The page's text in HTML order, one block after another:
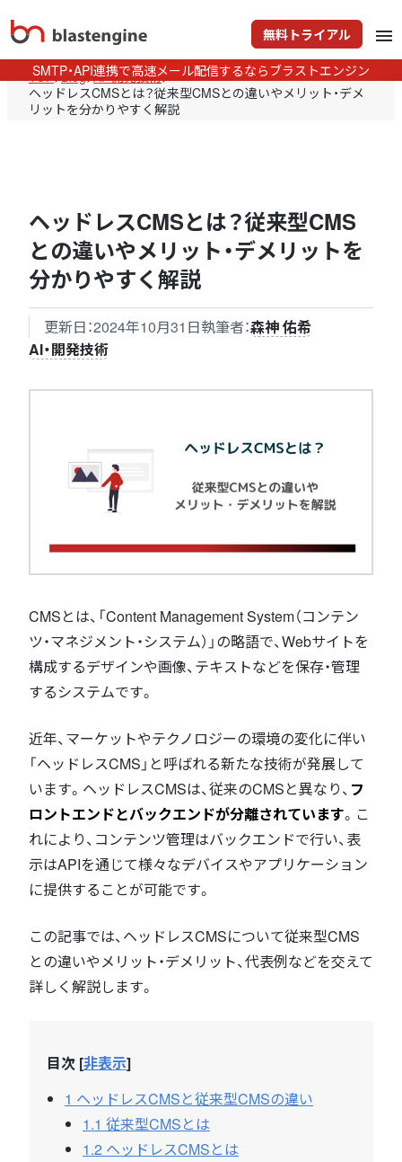
無料トライアル menu
SMTP・API連携で高速メール配信するならブラストエンジン
TOP>Blog>AI・開発技術>
ヘッドレスCMSとは？従来型CMSとの違いやメリット・デメ
リットを分かりやすく解説
ヘッドレスCMSとは？従来型CMS
との違いやメリット・デメリットを
分かりやすく解説
更新日：2024年10月31日執筆者：森神 佑希
AI・開発技術
CMSとは、「Content Management System（コンテン
ツ・マネジメント・システム）」の略語で、Webサイトを
構成するデザインや画像、テキストなどを保存・管理
するシステムです。
近年、マーケットやテクノロジーの環境の変化に伴い
「ヘッドレスCMS」と呼ばれる新たな技術が発展して
います。ヘッドレスCMSは、従来のCMSと異なり、 フ
ロントエンドとバックエンドが分離されています。こ
れにより、コンテンツ管理はバックエンドで行い、表
示はAPIを通じて様々なデバイスやアプリケーション
に提供することが可能です。
この記事では、ヘッドレスCMSについて従来型CMS
との違いやメリット・デメリット、代表例などを交えて
詳しく解説します。
目次 [非表示]
1 ヘッドレスCMSと従来型CMSの違い
1.1 従来型CMSとは
1.2 ヘッドレスCMSとは